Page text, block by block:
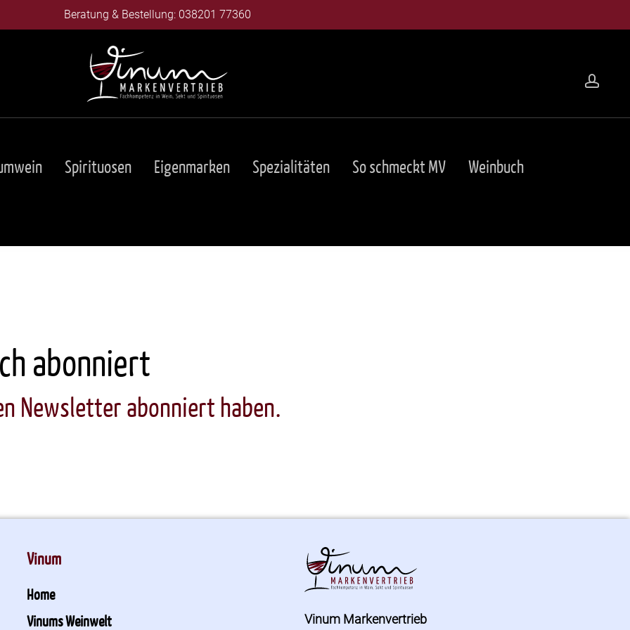
Beratung & Bestellung: 038201 77360
Spirituosen Eigenmarken Spezialitäten So schmeckt MV Weinbuch
abonniert
Newsletter abonniert haben.
Vinum
Home
Vinums Weinwelt
Vinum Markenvertrieb